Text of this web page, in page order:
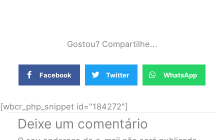
Gostou? Compartilhe...
Facebook Twitter WhatsApp
[wbcr_php_snippet id="184272"]
Deixe um comentário